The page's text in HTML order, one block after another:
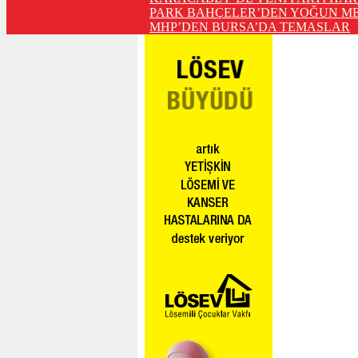
PARK BAHÇELER’DEN YOĞUN
MHP’DEN BURSA’DA TEMASLAR